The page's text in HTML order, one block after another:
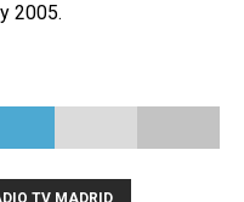
2005.
TV MADRID